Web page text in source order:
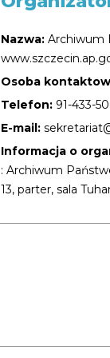
Nazwa: Archiwum
Osoba
Telefon: 91-433-
E-mail:
Informacja o
: Archiwum
13, parter, sala